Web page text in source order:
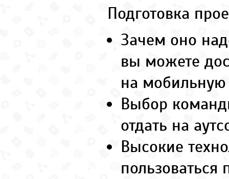
Подготовка
Зачем оно
вы можете
на
Выбор
отдать на
Высокие
пользоваться